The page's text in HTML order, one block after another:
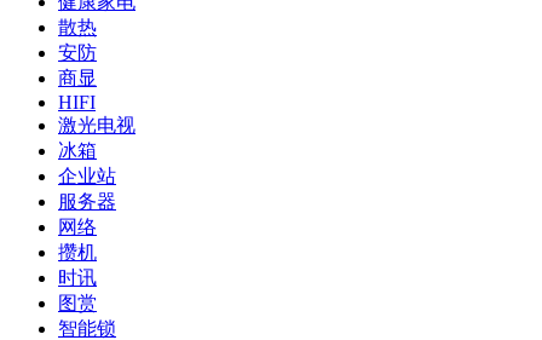
散热
安防
商显
HIFI
激光电视
冰箱
企业站
服务器
网络
攒机
时讯
图赏
智能锁